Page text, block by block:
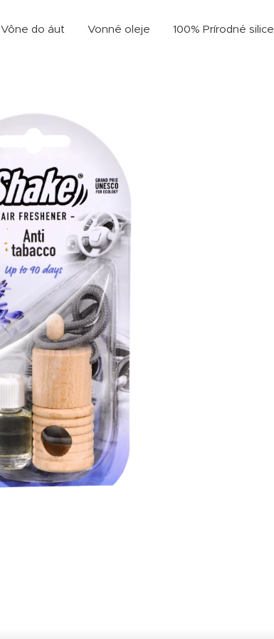
Vône do áut Vonné oleje 100% Prírodné silice